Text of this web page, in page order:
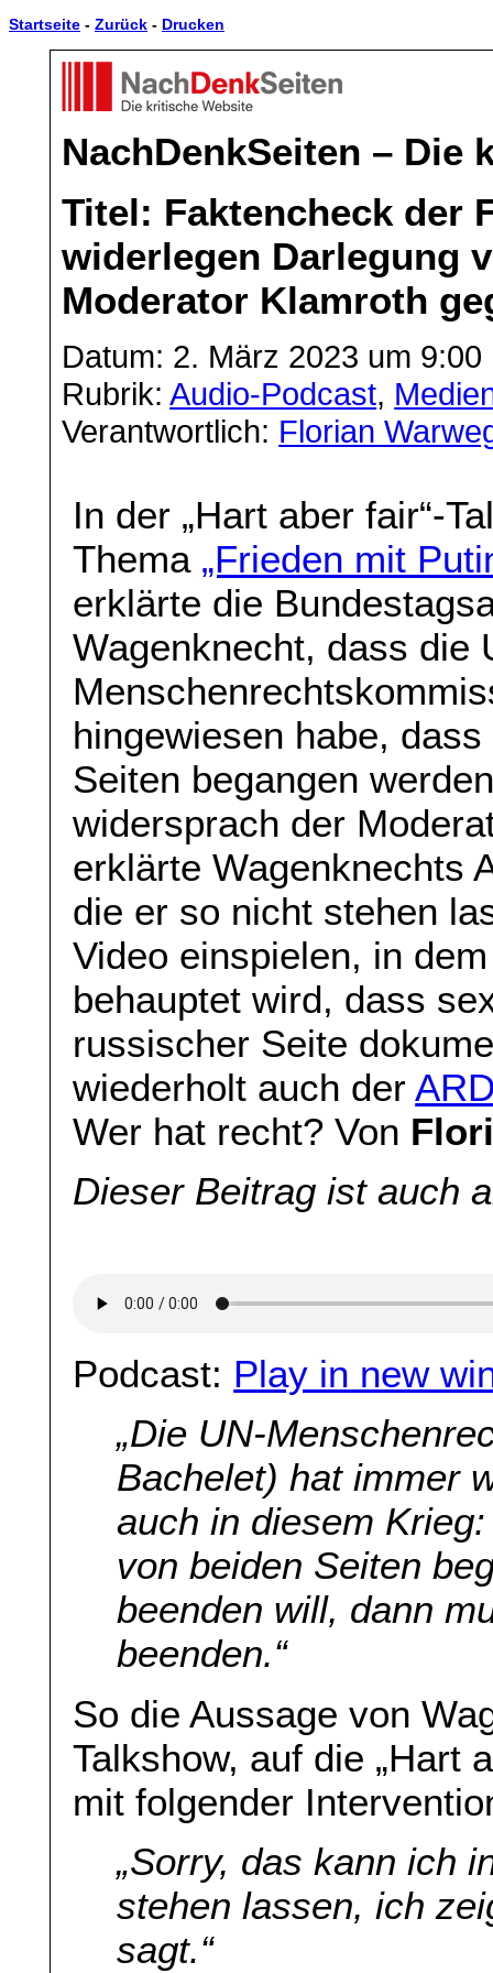
Startseite - Zurück - Drucken
NachDenkSeiten – Die
Titel: Faktencheck der
widerlegen Darlegung
Moderator Klamroth
Datum: 2. März 2023 um 9:00
Rubrik:Audio-Podcast,
Verantwortlich: Florian
In der „Hart aber fair“-
Thema „Frieden mit
erklärte die
Wagenknecht, dass die
hingewiesen habe,
Seiten begangen
widersprach der
erklärte Wagenknechts
die er so nicht stehen
Video einspielen, in
behauptet wird, dass
russischer Seite
wiederholt auch der
Wer hat recht? Von
Dieser Beitrag ist auch
Podcast: Play in new
„Die UN-
Bachelet) hat immer
auch in diesem
von beiden Seiten
beenden will, dann
beenden.“
So die Aussage von
Talkshow, auf die „Hart
mit folgender
„Sorry, das kann ich
stehen lassen, ich
sagt.“